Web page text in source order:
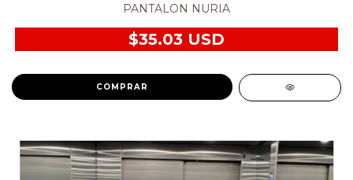
PANTALON NURIA
$35.03 USD
COMPRAR